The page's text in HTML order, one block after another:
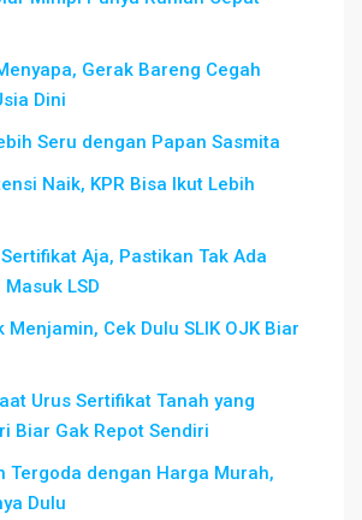
Gerak Bareng Cegah
Dini
Seru dengan Papan Sasmita
Naik, KPR Bisa Ikut Lebih
Aja, Pastikan Tak Ada
LSD
Menjamin, Cek Dulu SLIK OJK Biar
Urus Sertifikat Tanah yang
Biar Gak Repot Sendiri
Tergoda dengan Harga Murah,
Dulu